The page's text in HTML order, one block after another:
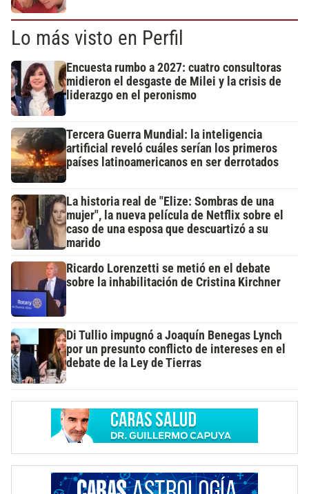
Lo más visto en Perfil
Encuesta rumbo a 2027: cuatro consultoras
midieron el desgaste de Milei y la crisis de
liderazgo en el peronismo
Tercera Guerra Mundial: la inteligencia
artificial reveló cuáles serían los primeros
países latinoamericanos en ser derrotados
La historia real de "Elize: Sombras de una
mujer", la nueva película de Netflix sobre el
caso de una esposa que descuartizó a su
marido
Ricardo Lorenzetti se metió en el debate
sobre la inhabilitación de Cristina Kirchner
Di Tullio impugnó a Joaquín Benegas Lynch
por un presunto conflicto de intereses en el
debate de la Ley de Tierras